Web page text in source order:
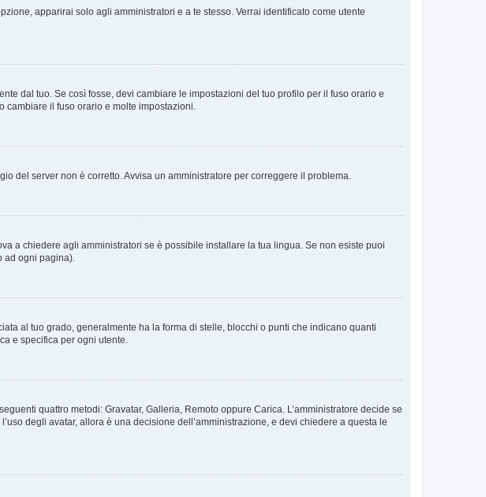
apparirai solo agli amministratori e a te stesso. Verrai identificato come utente
dal tuo. Se così fosse, devi cambiare le impostazioni del tuo profilo per il fuso orario e
cambiare il fuso orario e molte impostazioni.
del server non è corretto. Avvisa un amministratore per correggere il problema.
a chiedere agli amministratori se è possibile installare la tua lingua. Se non esiste puoi
ad ogni pagina).
al tuo grado, generalmente ha la forma di stelle, blocchi o punti che indicano quanti
e specifica per ogni utente.
quattro metodi: Gravatar, Galleria, Remoto oppure Carica. L’amministratore decide se
degli avatar, allora è una decisione dell’amministrazione, e devi chiedere a questa le